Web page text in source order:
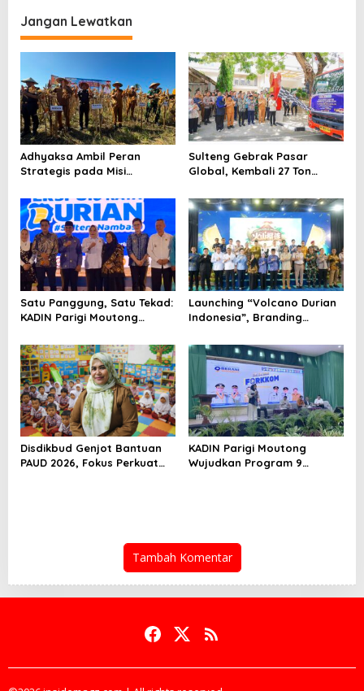
a
s
i
p
o
s
Jangan Lewatkan
Adhyaksa Ambil Peran
Strategis pada Misi
Sulteng Gebrak Pasar
Global, Kembali 27 Ton
Tiongkok
Satu Panggung, Satu Tekad:
KADIN Parigi Moutong
Mendunia
Launching “Volcano Durian
Indonesia”, Branding
Pasar Global
Disdikbud Genjot Bantuan
PAUD 2026, Fokus Perkuat
KADIN Parigi Moutong
Wujudkan Program 9
Tambah Komentar